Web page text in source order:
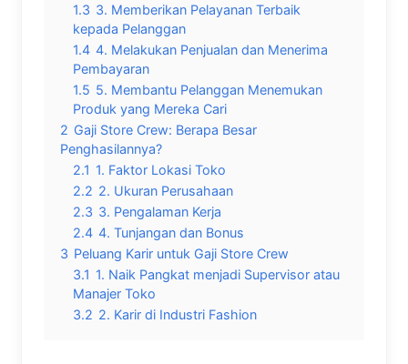
1.3 3. Memberikan Pelayanan Terbaik
kepada Pelanggan
1.4 4. Melakukan Penjualan dan Menerima
Pembayaran
1.5 5. Membantu Pelanggan Menemukan
Produk yang Mereka Cari
2 Gaji Store Crew: Berapa Besar
Penghasilannya?
2.1 1. Faktor Lokasi Toko
2.2 2. Ukuran Perusahaan
2.3 3. Pengalaman Kerja
2.4 4. Tunjangan dan Bonus
3 Peluang Karir untuk Gaji Store Crew
3.1 1. Naik Pangkat menjadi Supervisor atau
Manajer Toko
3.2 2. Karir di Industri Fashion